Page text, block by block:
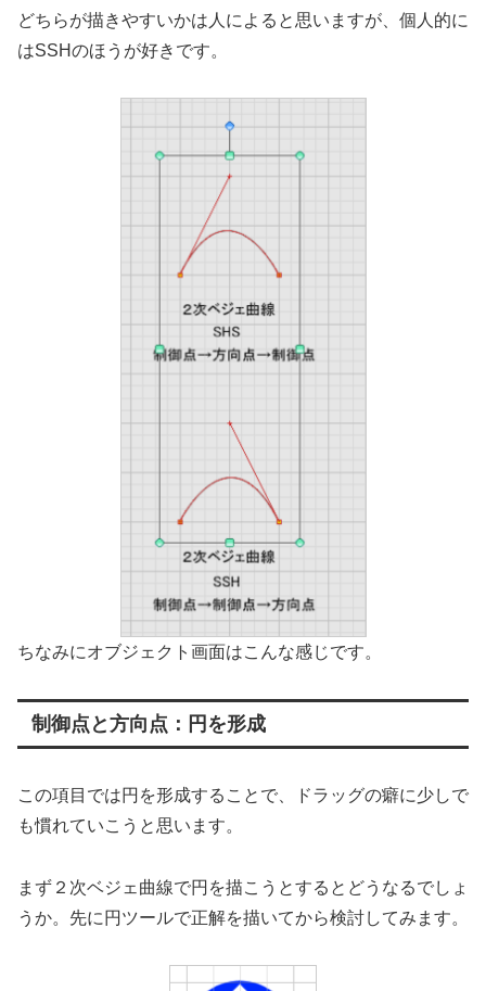
どちらが描きやすいかは人によると思いますが、個人的に
はSSHのほうが好きです。
ちなみにオブジェクト画面はこんな感じです。
制御点と方向点：円を形成
この項目では円を形成することで、ドラッグの癖に少しで
も慣れていこうと思います。
まず２次ベジェ曲線で円を描こうとするとどうなるでしょ
うか。先に円ツールで正解を描いてから検討してみます。